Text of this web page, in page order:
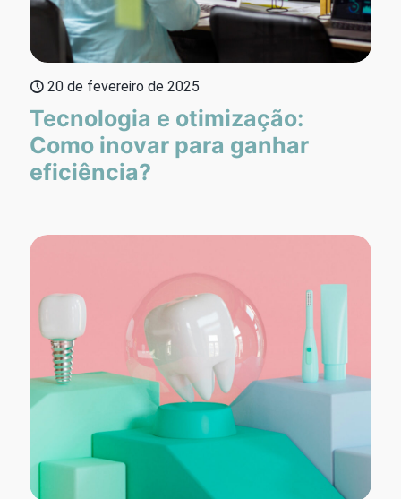
20 de fevereiro de 2025
Tecnologia e otimização:
Como inovar para ganhar
eficiência?